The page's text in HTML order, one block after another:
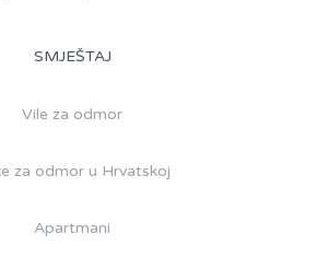
SMJEŠTAJ
Vile za odmor
za odmor u Hrvatskoj
Apartmani